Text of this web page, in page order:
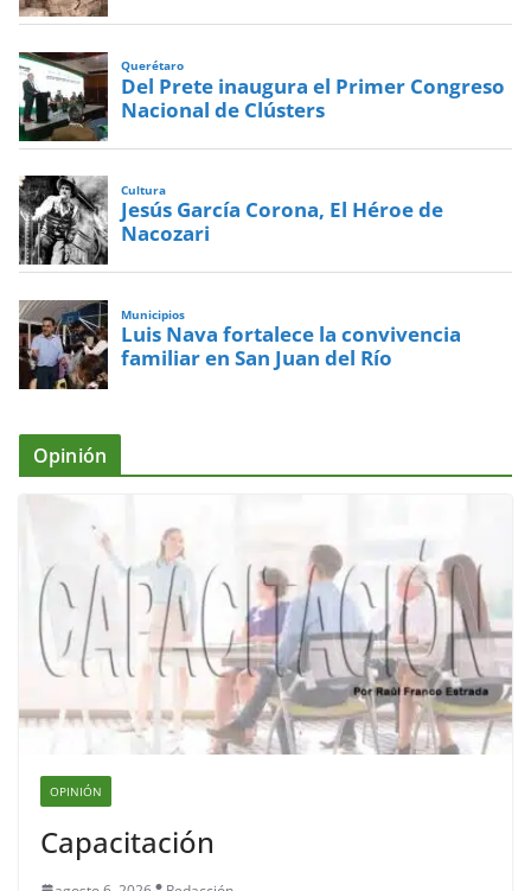
Querétaro
Del Prete inaugura el Primer Congreso
Nacional de Clústers
Cultura
Jesús García Corona, El Héroe de
Nacozari
Municipios
Luis Nava fortalece la convivencia
familiar en San Juan del Río
Opinión
OPINIÓN
Capacitación